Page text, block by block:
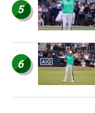
5
6